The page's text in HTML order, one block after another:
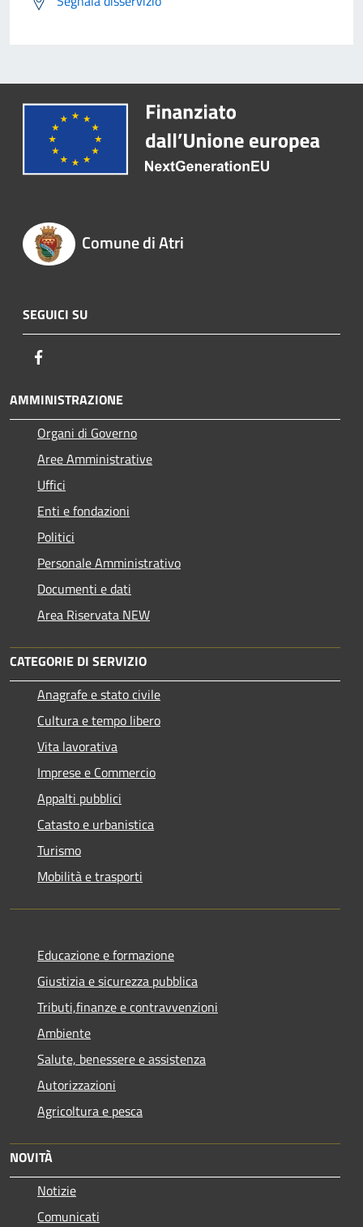
Comune di Atri
SEGUICI SU
AMMINISTRAZIONE
Organi di Governo
Aree Amministrative
Uffici
Enti e fondazioni
Politici
Personale Amministrativo
Documenti e dati
Area Riservata NEW
CATEGORIE DI SERVIZIO
Anagrafe e stato civile
Cultura e tempo libero
Vita lavorativa
Imprese e Commercio
Appalti pubblici
Catasto e urbanistica
Turismo
Mobilità e trasporti
Educazione e formazione
Giustizia e sicurezza pubblica
Tributi,finanze e contravvenzioni
Ambiente
Salute, benessere e assistenza
Autorizzazioni
Agricoltura e pesca
NOVITÀ
Notizie
Comunicati